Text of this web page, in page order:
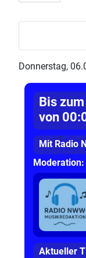
Donnerstag,
Bis
von
Mit Radio
Moderation:
Aktueller